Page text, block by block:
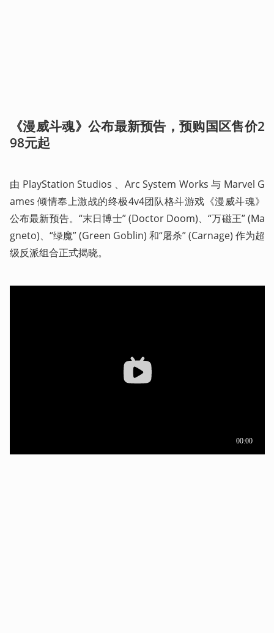
《漫威斗魂》公布最新预告，预购国区售价2
98元起
由 PlayStation Studios 、Arc System Works 与 Marvel G
ames 倾情奉上激战的终极4v4团队格斗游戏《漫威斗魂》
公布最新预告。“末日博士” (Doctor Doom)、“万磁王” (Ma
gneto)、“绿魔” (Green Goblin) 和“屠杀” (Carnage) 作为超
级反派组合正式揭晓。